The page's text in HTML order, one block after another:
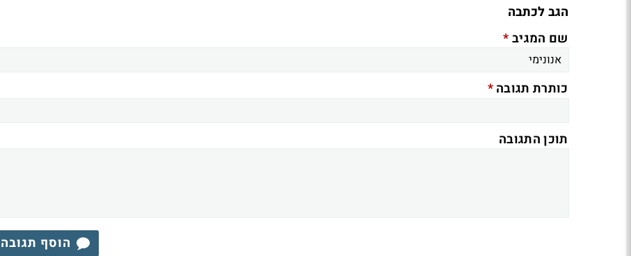
הגב לכתבה
שם המגיב*
כותרת תגובה*
תוכן התגובה
הוסף תגובה